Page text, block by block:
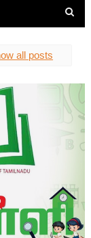
all posts